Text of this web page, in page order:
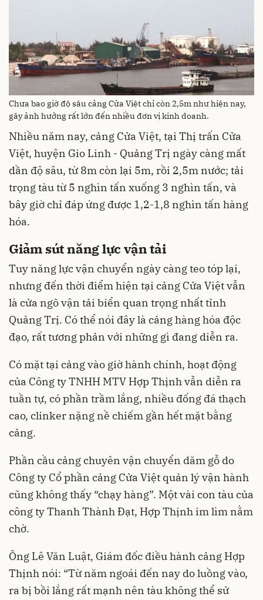
Chưa bao giờ độ sâu cảng Cửa Việt chỉ còn 2,5m như hiện nay,
gây ảnh hưởng rất lớn đến nhiều đơn vị kinh doanh.
Nhiều năm nay, cảng Cửa Việt, tại Thị trấn Cửa
Việt, huyện Gio Linh - Quảng Trị ngày càng mất
dần độ sâu, từ 8m còn lại 5m, rồi 2,5m nước; tải
trọng tàu từ 5 nghìn tấn xuống 3 nghìn tấn, và
bây giờ chỉ đáp ứng được 1,2-1,8 nghìn tấn hàng
hóa.
Giảm sút năng lực vận tải
Tuy năng lực vận chuyển ngày càng teo tóp lại,
nhưng đến thời điểm hiện tại cảng Cửa Việt vẫn
là cửa ngõ vận tải biển quan trọng nhất tỉnh
Quảng Trị. Có thể nói đây là cảng hàng hóa độc
đạo, rất tương phản với những gì đang diễn ra.
Có mặt tại cảng vào giờ hành chính, hoạt động
của Công ty TNHH MTV Hợp Thịnh vẫn diễn ra
tuần tự, có phần trầm lắng, nhiều đống đá thạch
cao, clinker nặng nề chiếm gần hết mặt bằng
cảng.
Phần cầu cảng chuyên vận chuyển dăm gỗ do
Công ty Cổ phần cảng Cửa Việt quản lý vận hành
cũng không thấy “chạy hàng”. Một vài con tàu của
công ty Thanh Thành Đạt, Hợp Thịnh im lìm nằm
chờ.
Ông Lê Văn Luật, Giám đốc điều hành cảng Hợp
Thịnh nói: “Từ năm ngoái đến nay do luồng vào,
ra bị bồi lắng rất mạnh nên tàu không thể sử